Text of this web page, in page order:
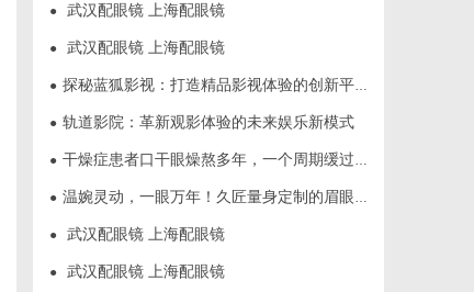
● 武汉配眼镜 上海配眼镜
● 武汉配眼镜 上海配眼镜
● 探秘蓝狐影视：打造精品影视体验的创新平台
● 轨道影院：革新观影体验的未来娱乐新模式
● 干燥症患者口干眼燥熬多年，一个周期缓过来？老中医：一张辨证方对症，身体找回津液
● 温婉灵动，一眼万年！久匠量身定制的眉眼唇，才是你整张脸的点睛之笔！淡颜系女生的气质加分项
● 武汉配眼镜 上海配眼镜
● 武汉配眼镜 上海配眼镜